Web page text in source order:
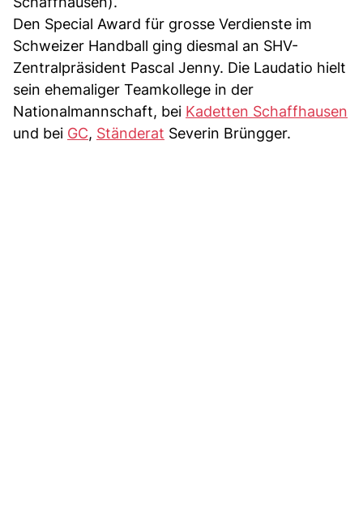
Den Special Award für grosse Verdienste im
Schweizer Handball ging diesmal an SHV-
Zentralpräsident Pascal Jenny. Die Laudatio hielt
sein ehemaliger Teamkollege in der
Nationalmannschaft, bei Kadetten Schaffhausen
und bei GC, Ständerat Severin Brüngger.